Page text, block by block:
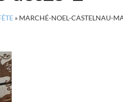
» MARCHÉ-NOEL-CASTELNAU-